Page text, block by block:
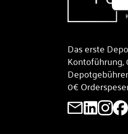
Das erste
Kontoführung,
0€